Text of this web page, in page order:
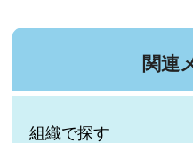
関連
組織で探す